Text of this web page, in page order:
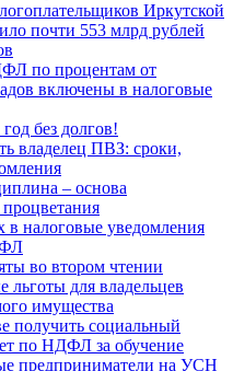
Иркутской
почти 553 млрд рублей
по процентам от
включены в налоговые
без долгов!
владелец ПВЗ: сроки,
– основа
в налоговые уведомления
во втором чтении
льготы для владельцев
имущества
получить социальный
по НДФЛ за обучение
предприниматели на УСН